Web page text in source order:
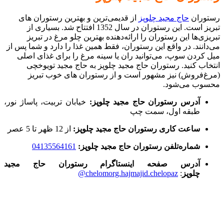
رستوران حاج مجید چلوپز
از قدیمی‌ترین و بهترین رستوران های
تبریز است. این رستوران در سال 1352 افتتاح شد. بسیاری از
تبریزی‌ها این رستوران را ارائه‌‌دهنده بهترین چلو مرغ در تبریز
می‌دانند. در واقع این رستوران، فقط همین غذا را دارد و شما پس از
میل کردن سوپ، می‌توانید ران یا سینه مرغ را برای غذای اصلی
انتخاب کنید. رستوران حاج مجید چلوپز به حاج مجید تویوخچی
(مرغ‌فروش) نیز مشهور است و از رستوران های خوب تبریز
محسوب می‌شود.
آدرس رستوران حاج مجید چلوپز: خیابان تربیت، پاساژ نور،
طبقه اول، سمت چپ
ساعت کاری رستوران حاج مجید چلوپز: از 12 ظهر تا 5 عصر
شماره‌تلفن رستوران حاج مجید چلوپز: 04135564161
آدرس صفحه اینستاگرام رستوران حاج مجید
چلوپز :
chelomorg.hajmajid.chelopaz@